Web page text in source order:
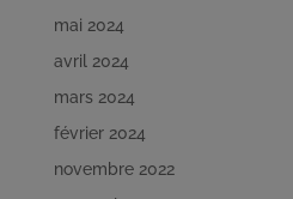
mai 2024
avril 2024
mars 2024
février 2024
novembre 2022